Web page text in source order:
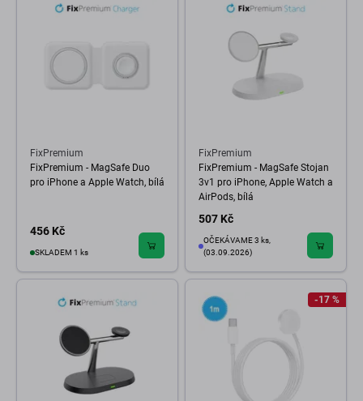
FixPremium
FixPremium - MagSafe Duo
pro iPhone a Apple Watch, bílá
456 Kč
SKLADEM 1 ks
FixPremium
FixPremium - MagSafe Stojan
3v1 pro iPhone, Apple Watch a
AirPods, bílá
507 Kč
OČEKÁVAME 3 ks,
(03.09.2026)
-17 %